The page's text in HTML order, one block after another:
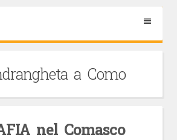
a Como
nel Comasco